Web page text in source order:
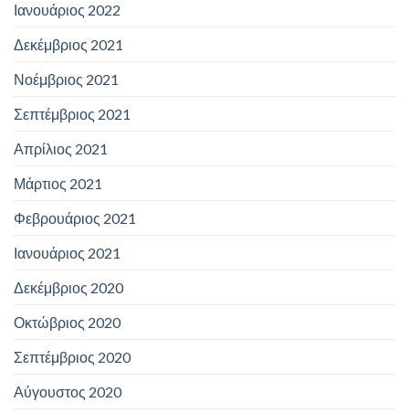
Ιανουάριος 2022
Δεκέμβριος 2021
Νοέμβριος 2021
Σεπτέμβριος 2021
Απρίλιος 2021
Μάρτιος 2021
Φεβρουάριος 2021
Ιανουάριος 2021
Δεκέμβριος 2020
Οκτώβριος 2020
Σεπτέμβριος 2020
Αύγουστος 2020